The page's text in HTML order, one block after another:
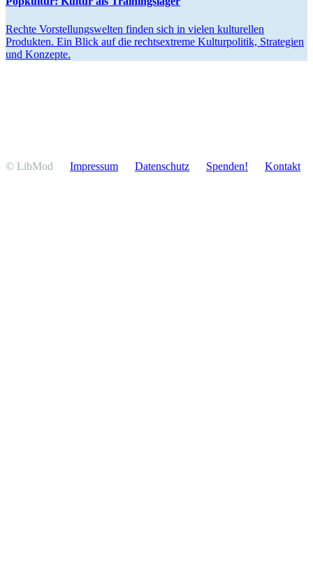
Rechte Vorstel­lungs­welten finden sich in vielen kultu­rellen
Produkten. Ein Blick auf die rechts­extreme Kultur­po­litik, Strategien
und Konzepte.
© LibMod Impressum Daten­schutz Spenden! Kontakt